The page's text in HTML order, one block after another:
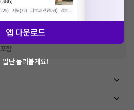
용 등으로 실제 가격과 상이할 수 있으니, 정확
접 문의해주세요.
심사평가원에 고지되어 있는 급여 진료 기준 가
적인 비용이 추가되어, 병원마다 금액이 다르게
다.)
함
앱 다운로드
일단 둘러볼게요!